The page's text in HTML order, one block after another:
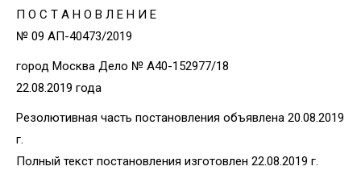
П О С Т А Н О В Л Е Н И Е
№ 09 АП-40473/2019
город Москва Дело № А40-152977/18
22.08.2019 года
Резолютивная часть постановления объявлена 20.08.2019
г.
Полный текст постановления изготовлен 22.08.2019 г.